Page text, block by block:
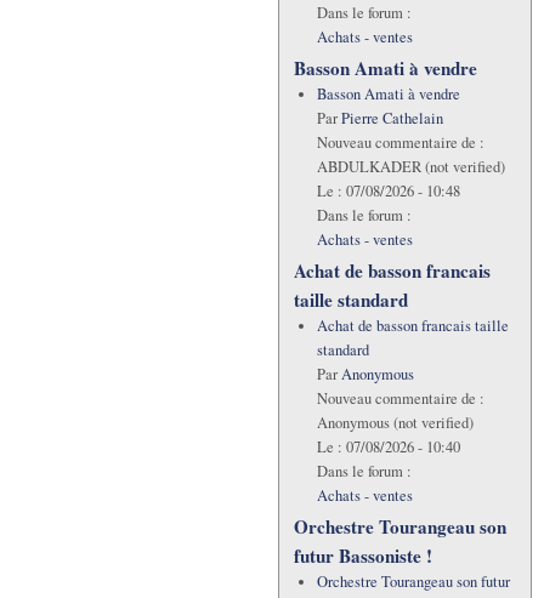
Dans le forum :
Achats - ventes
Basson Amati à vendre
Basson Amati à vendre
ParPierre Cathelain
Nouveau commentaire de :
ABDULKADER (not verified)
Le : 07/08/2026 - 10:48
Dans le forum :
Achats - ventes
Achat de basson francais
taille standard
Achat de basson francais taille
standard
ParAnonymous
Nouveau commentaire de :
Anonymous (not verified)
Le : 07/08/2026 - 10:40
Dans le forum :
Achats - ventes
Orchestre Tourangeau son
futur Bassoniste !
Orchestre Tourangeau son futur